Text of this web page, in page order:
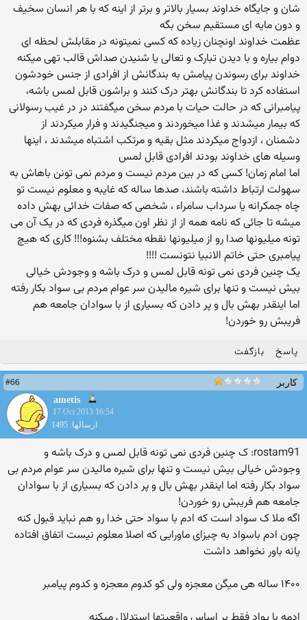
شان و جایگاه خداوند بسیار بالاتر و برتر از اینه که با هر انسان سخیف
و دون مایه ای مستقیم سخن بگه
عظمت خداوند اونچنان زیاده که کسی نمیتونه در مقابلش لحظه ای
دوام بیاره و با دیدن تبارک و تعالی یا شنیدن صداش قالب تهی میکنه
خداوند برای رسوندن پیامش به بندگانش از افرادی از جنس خودشون
استفاده کرد تا بندگانش بهتر درک کنند و براشون قابل لمس باشه،
پیامبرانی که در حالت حیات با مردم سخن میگفتند در در غیب رسولانی
که بیمار میشدند و غذا میخوردند و میجنگیدند و فرار میکردند از
دشمنان ، ازدواج میکردند مثل بقیه و مرتکب اشتباه میشدند ، اینها
وسیله های خداوند بودند افرادی قابل لمس
اما امام زمان! کسی که در بین مردم نیست و مردم نمی تونن باهاش به
سهولت ارتباط داشته باشند، صدها ساله که غایبه و معلوم نیست تو
چاه جمکرانه یا سرداب سامراء ، شخصی که صفات خدائی بهش داده
میشه تا جائی که نامه همه از از نظر اون میگذره فردی که در یک آن می
تونه میلیونها صدا رو از میلیونها نقطه مختلف بشنوه!!! کاری که هیچ
پیامبری حتی خاتم الانبیا نتونست !!!!
یک چنین فردی نمی تونه قابل لمس و درک باشه و وجودش خیالی
بیش نیست و تنها برای شیره مالیدن سر عوام مردم بی سواد بکار رفته
اما اینقدر بهش بال و پر دادن که بسیاری از با سوادان جامعه هم
فریبش رو خوردن!
پاسخ بازگفت
کاربر
#66
ametis
17 Oct 2013 16:54
ارسالها: 1495
rostam91: ک چنین فردی نمی تونه قابل لمس و درک باشه و
وجودش خیالی بیش نیست و تنها برای شیره مالیدن سر عوام مردم بی
سواد بکار رفته اما اینقدر بهش بال و پر دادن که بسیاری از با سوادان
جامعه هم فریبش رو خوردن!
اگه ملا ک سواد است که ادم با سواد حتی خدا رو هم نباید قبول کنه
چون ادم باسواد به چیزای ماورایی که اصلا معلوم نیست اتفاق افتاده
یانه باور نخواهد داشت
۱۴۰۰ ساله هی میگن معجزه ولی کو کدوم معجزه و کدوم پیامبر